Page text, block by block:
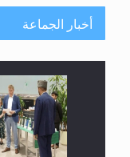
أخبار الجماعة